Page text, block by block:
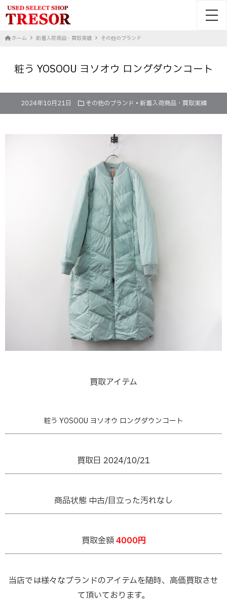
ホーム 新着入荷商品・買取実績 その他のブランド
粧う YOSOOU ヨソオウ ロングダウンコート
2024年10月21日 その他のブランド • 新着入荷商品・買取実績
買取アイテム
粧う YOSOOU ヨソオウ ロングダウンコート
買取日 2024/10/21
商品状態 中古/目立った汚れなし
買取金額4000円
当店では様々なブランドのアイテムを随時、高価買取させ
て頂いております。